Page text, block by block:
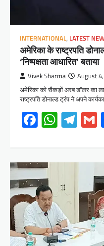
INTERNATIONAL, LATEST
अमेरिका के राष्ट्रपति
‘निष्पक्षता आधारित’ बताया
Vivek Sharma August
अमेरिका को सैकड़ों अरब डॉलर का
राष्ट्रपति डोनाल्ड ट्रंप ने अपने
Facebook